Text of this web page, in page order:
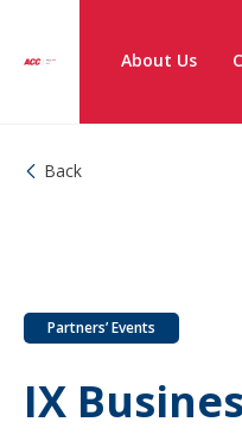
About Us
Back
Partners’ Events
IХ